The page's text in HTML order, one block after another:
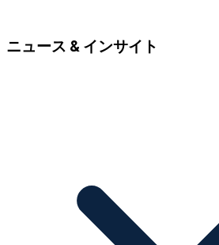
ニュース & インサイト